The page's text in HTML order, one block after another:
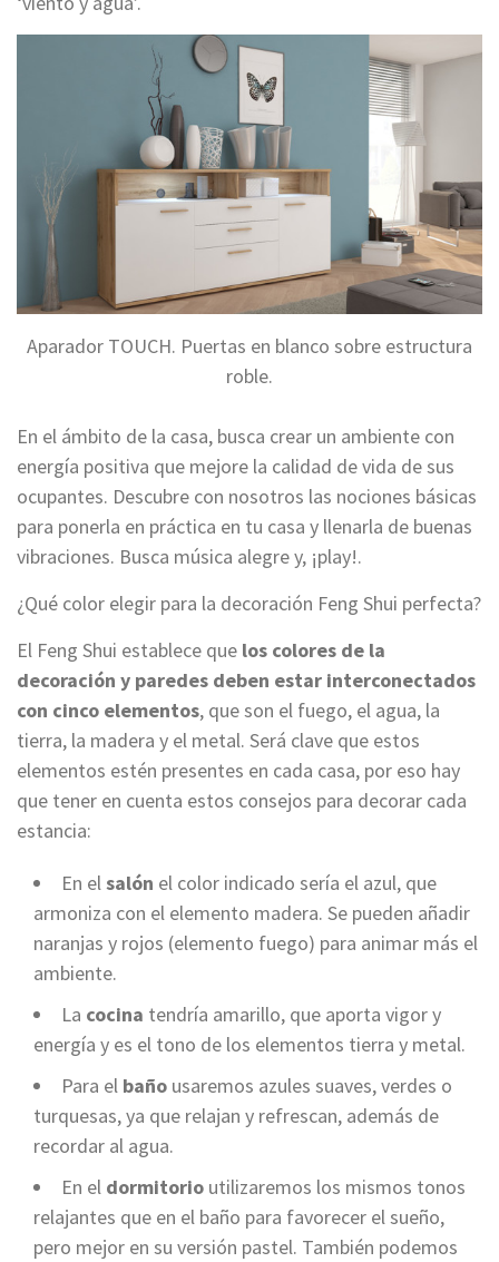
Aparador TOUCH. Puertas en blanco sobre estructura
roble.
En el ámbito de la casa, busca crear un ambiente con
energía positiva que mejore la calidad de vida de sus
ocupantes. Descubre con nosotros las nociones básicas
para ponerla en práctica en tu casa y llenarla de buenas
vibraciones. Busca música alegre y, ¡play!.
¿Qué color elegir para la decoración Feng Shui perfecta?
El Feng Shui establece que los colores de la
decoración y paredes deben estar interconectados
con cinco elementos, que son el fuego, el agua, la
tierra, la madera y el metal. Será clave que estos
elementos estén presentes en cada casa, por eso hay
que tener en cuenta estos consejos para decorar cada
estancia:
En elsalón el color indicado sería el azul, que
armoniza con el elemento madera. Se pueden añadir
naranjas y rojos (elemento fuego) para animar más el
ambiente.
La cocina tendría amarillo, que aporta vigor y
energía y es el tono de los elementos tierra y metal.
Para el baño usaremos azules suaves, verdes o
turquesas, ya que relajan y refrescan, además de
recordar al agua.
En el dormitorio utilizaremos los mismos tonos
relajantes que en el baño para favorecer el sueño,
pero mejor en su versión pastel. También podemos